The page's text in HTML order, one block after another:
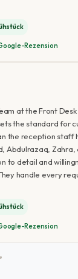
Rezension
at the Front
the standard for
the reception staff
Abdulrazaq, Zahra,
to detail and
handle every
Rezension